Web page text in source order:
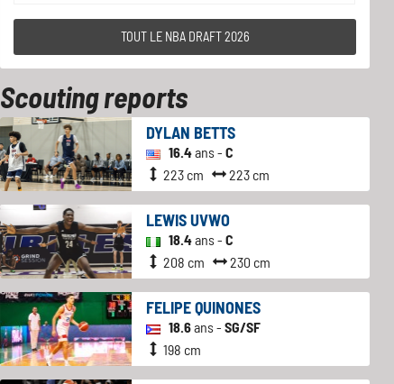
TOUT LE NBA DRAFT 2026
Scouting reports
DYLAN BETTS
16.4ans -C
223 cm
223 cm
LEWIS UVWO
18.4ans -C
208 cm
230 cm
FELIPE QUINONES
18.6ans -SG/SF
198 cm